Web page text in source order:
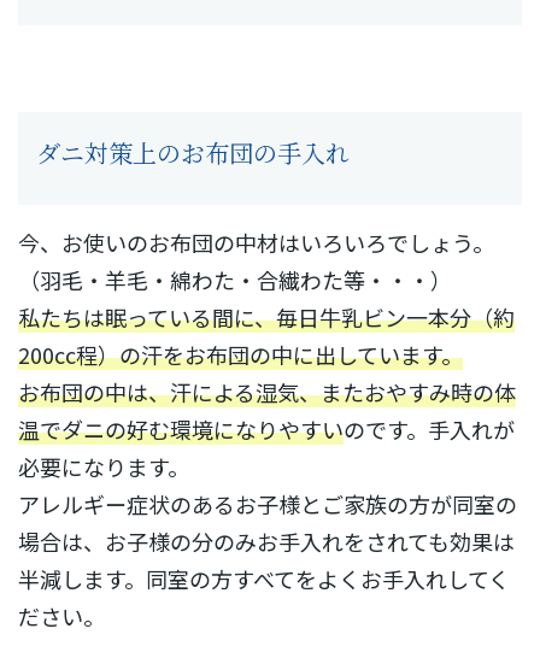
ダニ対策上のお布団の手入れ
今、お使いのお布団の中材はいろいろでしょう。
（羽毛・羊毛・綿わた・合繊わた等・・・）
私たちは眠っている間に、毎日牛乳ビン一本分（約
200cc程）の汗をお布団の中に出しています。
お布団の中は、汗による湿気、またおやすみ時の体
温でダニの好む環境になりやすいのです。手入れが
必要になります。
アレルギー症状のあるお子様とご家族の方が同室の
場合は、お子様の分のみお手入れをされても効果は
半減します。同室の方すべてをよくお手入れしてく
ださい。